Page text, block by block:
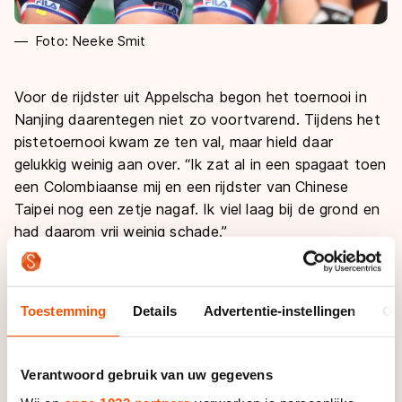
Toestemming Details Advertentie-instellingen
Verantwoord gebruik van uw gegevens
Foto: Neeke Smit
Voor de rijdster uit Appelscha begon het toernooi in
Nanjing daarentegen niet zo voortvarend. Tijdens het
pistetoernooi kwam ze ten val, maar hield daar
gelukkig weinig aan over. “Ik zat al in een spagaat toen
een Colombiaanse mij en een rijdster van Chinese
Taipei nog een zetje nagaf. Ik viel laag bij de grond en
had daarom vrij weinig schade.”
Op het wegparcours greep de juniore de afgelopen
de afvalkoers. “Ik wist dat ik goed voorin moest
zitten. Als ik de hele tijd van achteren moest sprinten
wedstrijd kreeg ik respect in de race en lieten ze mij er